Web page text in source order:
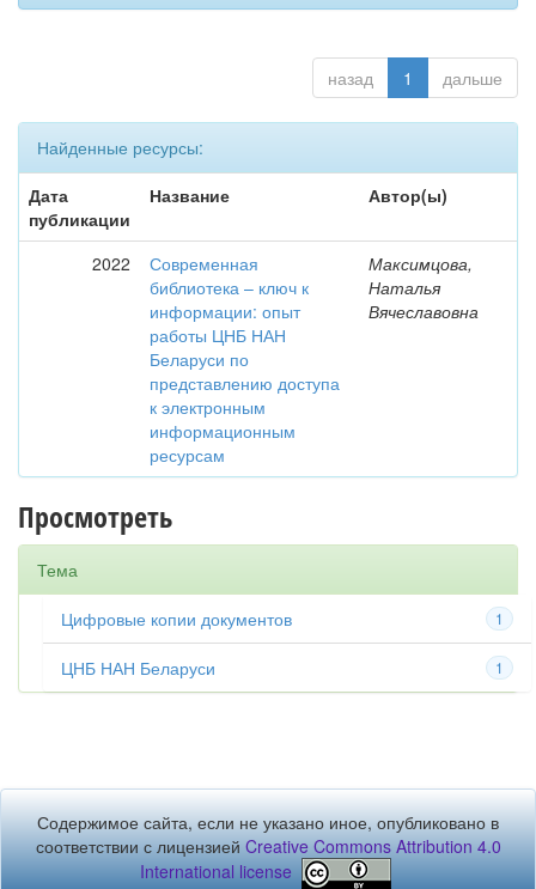
назад 1 дальше
Найденные ресурсы:
Дата
публикации
Название Автор(ы)
2022
Современная
библиотека – ключ к
информации: опыт
работы ЦНБ НАН
Беларуси по
представлению доступа
к электронным
информационным
ресурсам
Максимцова,
Наталья
Вячеславовна
Просмотреть
Тема
1
Цифровые копии документов
1
ЦНБ НАН Беларуси
Содержимое сайта, если не указано иное, опубликовано в
соответствии с лицензиейCreative Commons Attribution 4.0
International license